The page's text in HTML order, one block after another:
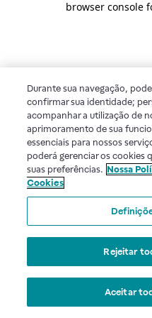
browser console
Durante sua navegação,
confirmar sua identidade;
acompanhar a utilização de
aprimoramento de sua
essenciais para nossos
poderá gerenciar os cookies
suas preferências. Nossa
Cookies
Rejeitar
Aceitar